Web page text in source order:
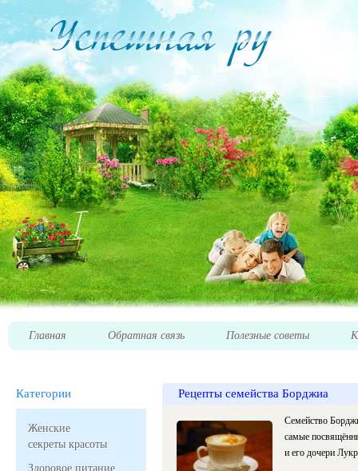
Главная Обратная связь Полезные советы
Категории
Женские
секреты красоты
Здоровое питание
Рецепты семейства Борджиа
Семейство
самые
и его дочери